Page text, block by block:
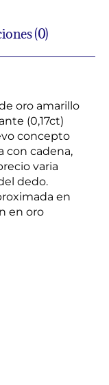
(0)
oro amarillo
(0,17ct)
concepto
con cadena,
varia
dedo.
en
en oro